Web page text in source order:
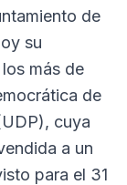
de
su
más de
de
cuya
a un
para el 31